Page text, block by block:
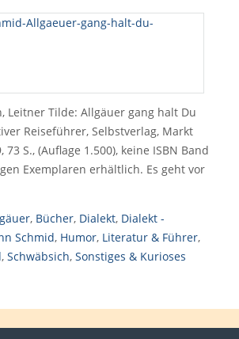
Leitner Tilde: Allgäuer gang halt Du
Reiseführer, Selbstverlag, Markt
73 S., (Auflage 1.500), keine ISBN Band
Exemplaren erhältlich. Es geht vor
, Bücher, Dialekt, Dialekt -
Schmid, Humor, Literatur & Führer,
, Schwäbsich, Sonstiges & Kurioses